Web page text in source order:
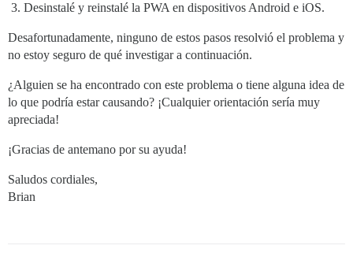
Desinstalé y reinstalé la PWA en dispositivos Android e iOS.
Desafortunadamente, ninguno de estos pasos resolvió el problema y
no estoy seguro de qué investigar a continuación.
¿Alguien se ha encontrado con este problema o tiene alguna idea de
lo que podría estar causando? ¡Cualquier orientación sería muy
apreciada!
¡Gracias de antemano por su ayuda!
Saludos cordiales,
Brian